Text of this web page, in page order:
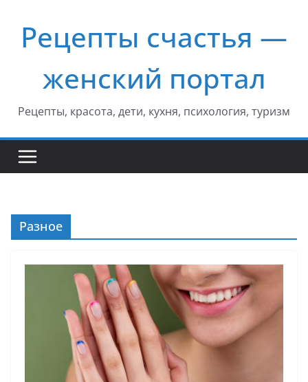
содержимому
Рецепты счастья —
женский портал
Рецепты, красота, дети, кухня, психология, туризм
Разное